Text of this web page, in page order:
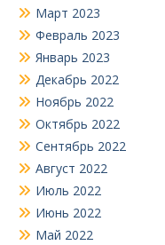
Март 2023
Февраль 2023
Январь 2023
Декабрь 2022
Ноябрь 2022
Октябрь 2022
Сентябрь 2022
Август 2022
Июль 2022
Июнь 2022
Май 2022